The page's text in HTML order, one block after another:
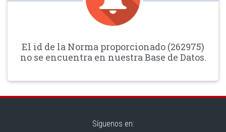
El id de la Norma proporcionado (262975)
no se encuentra en nuestra Base de Datos.
Síguenos en: